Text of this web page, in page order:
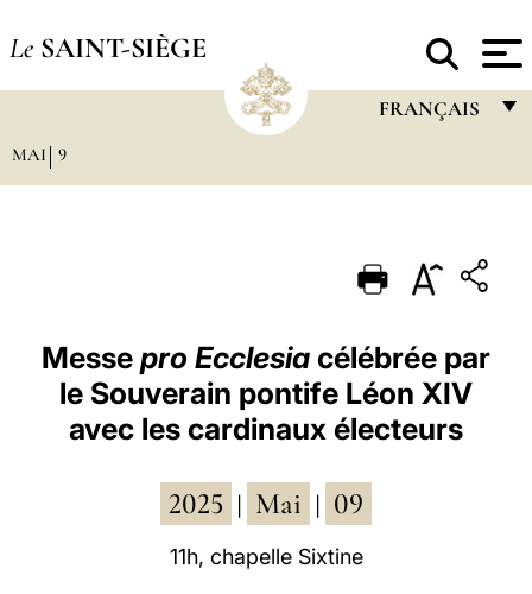
Le SAINT-SIÈGE
FRANÇAIS
PORTUGUÊS
ESPAÑOL
DEUTSCH
POLSKI
MAI 9
Messe pro Ecclesia célébrée par
le Souverain pontife Léon XIV
avec les cardinaux électeurs
2025 Mai 09
11h, chapelle Sixtine